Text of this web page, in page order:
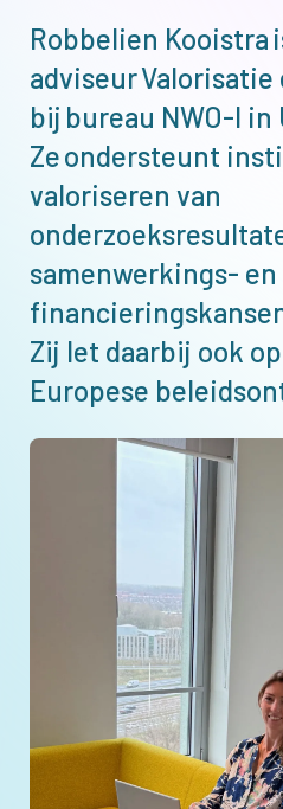
Robbelien Kooistra
adviseur Valorisatie
bij bureau NWO-I in
Ze ondersteunt
valoriseren van
samenwerkings- en
Zij let daarbij ook
Europese